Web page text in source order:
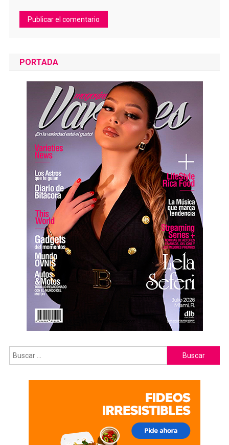
PORTADA
Buscar: